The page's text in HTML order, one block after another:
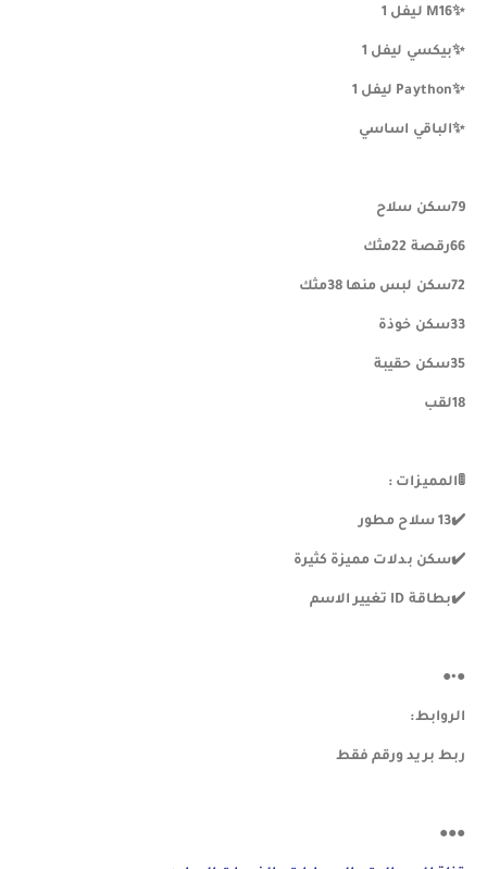
✨️M16 ليفل 1
✨️بيكسي ليفل 1
✨️Paython ليفل 1
✨️الباقي اساسي
79سكن سلاح
66رقصة 22مثك
72سكن لبس منها 38مثك
33سكن خوذة
35سكن حقيبة
18لقب
🚦المميزات :
✔️13 سلاح مطور
✔️سكن بدلات مميزة كثيرة
✔️بطاقة ID تغيير الاسم
●•●
الروابط:
ربط بريد ورقم فقط
●●●